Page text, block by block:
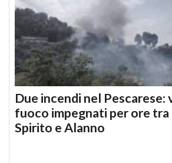
Due incendi nel Pescarese:
fuoco impegnati per ore
Spirito e Alanno